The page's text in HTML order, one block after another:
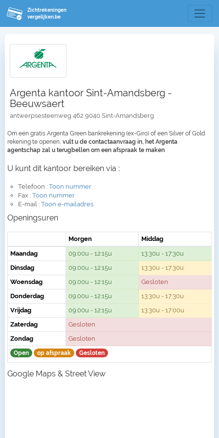
Zichtrekeningen
vergelijken.be
Argenta kantoor Sint-Amandsberg -
Beeuwsaert
antwerpsesteenweg 462 9040 Sint-Amandsberg
Om een gratis Argenta Green bankrekening (ex-Giro) of een Silver of Gold
rekening te openen, vult u de contactaanvraag in, het Argenta
agentschap zal u terugbellen om een afspraak te maken
U kunt dit kantoor bereiken via :
Telefoon : Toon nummer
Fax : Toon nummer
E-mail : Toon e-mailadres
Openingsuren
Morgen
Middag
Maandag
09:00u - 12:15u
13:30u - 17:30u
Dinsdag
09:00u - 12:15u
13:30u - 17:30u
Woensdag
09:00u - 12:15u
Gesloten
Donderdag
09:00u - 12:15u
13:30u - 17:30u
Vrijdag
09:00u - 12:15u
13:30u - 17:00u
Zaterdag
Gesloten
Zondag
Gesloten
Open op afspraak Gesloten
Google Maps & Street View